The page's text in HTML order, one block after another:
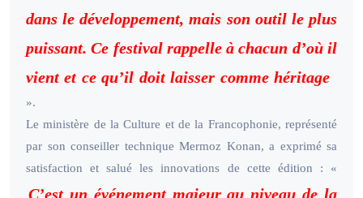
dans le développement, mais son outil le plus
puissant. Ce festival rappelle à chacun d’où il
vient et ce qu’il doit laisser comme héritage
».
Le ministère de la Culture et de la Francophonie, représenté
par son conseiller technique Mermoz Konan, a exprimé sa
satisfaction et salué les innovations de cette édition : «
C’est un événement majeur au niveau de la